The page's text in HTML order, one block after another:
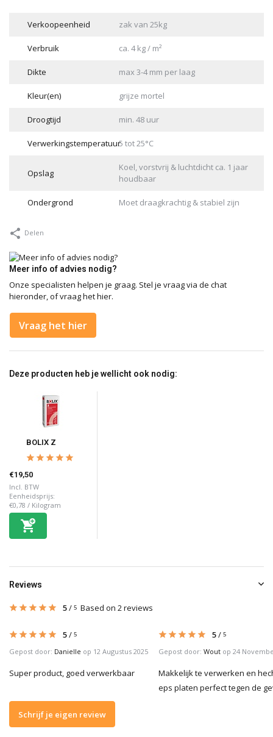
Verkoopeenheid zak van 25kg
Verbruik ca. 4 kg / m²
Dikte max 3-4 mm per laag
Kleur(en) grijze mortel
Droogtijd min. 48 uur
Verwerkingstemperatuur5 tot 25°C
Opslag
Koel, vorstvrij & luchtdicht ca. 1 jaar
houdbaar
Ondergrond Moet draagkrachtig & stabiel zijn
Delen
Meer info of advies nodig?
Onze specialisten helpen je graag. Stel je vraag via de chat
hieronder, of vraag het hier.
Vraag het hier
Deze producten heb je wellicht ook nodig:
BOLIX Z
€19,50
Incl. BTW
Eenheidsprijs:
€0,78 / Kilogram
Reviews
5/ 5 Based on 2 reviews
5/ 5
Gepost door: Danielle op 12 Augustus 2025
Super product, goed verwerkbaar
5/ 5
Gepost door: Wout op 24
Makkelijk te verwerken en
eps platen perfect tegen de
Schrijf je eigen review